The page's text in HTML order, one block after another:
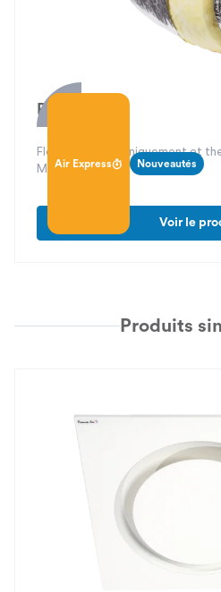
Air Express Nouveautés
Phoni-Flex
Flexible isolé phoniquement et
M0/M0
Voir le
Produits